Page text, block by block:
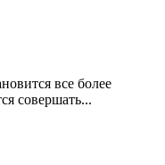
все более
совершать...